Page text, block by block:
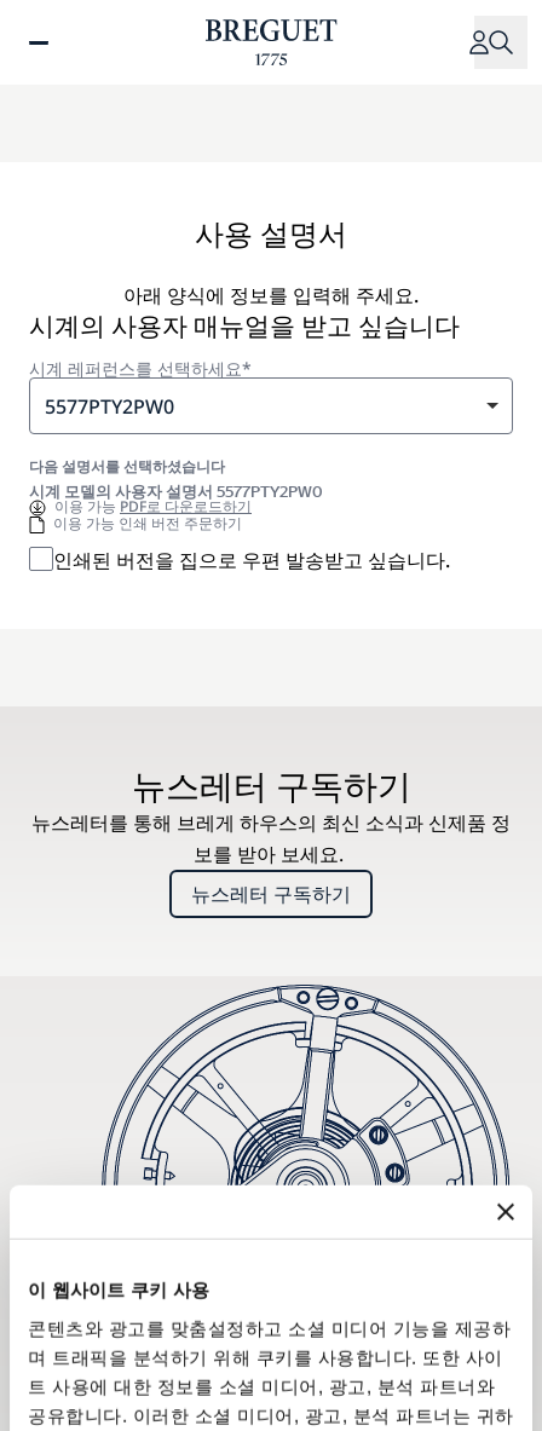
이 웹사이트 쿠키 사용
콘텐츠와 광고를 맞춤설정하고 소셜 미디어 기능을 제공하
며 트래픽을 분석하기 위해 쿠키를 사용합니다. 또한 사이
트 사용에 대한 정보를 소셜 미디어, 광고, 분석 파트너와
공유합니다. 이러한 소셜 미디어, 광고, 분석 파트너는 귀하
사용 설명서
아래 양식에 정보를 입력해 주세요.
시계의 사용자 매뉴얼을 받고 싶습니다
시계 레퍼런스를 선택하세요*
5577PTY2PW0
다음 설명서를 선택하셨습니다
시계 모델의 사용자 설명서 5577PTY2PW0
이용 가능 PDF로 다운로드하기
이용 가능 인쇄 버전 주문하기
인쇄된 버전을 집으로 우편 발송받고 싶습니다.
뉴스레터 구독하기
뉴스레터를 통해 브레게 하우스의 최신 소식과 신제품 정
보를 받아 보세요.
뉴스레터 구독하기